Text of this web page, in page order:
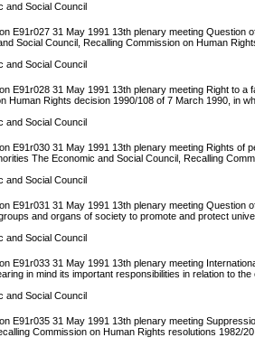
and Social Council
E91r027 31 May 1991 13th plenary meeting Question
Social Council, Recalling Commission on Human
and Social Council
E91r028 31 May 1991 13th plenary meeting Right to a
Human Rights decision 1990/108 of 7 March 1990, in
and Social Council
E91r030 31 May 1991 13th plenary meeting Rights of
The Economic and Social Council, Recalling
and Social Council
E91r031 31 May 1991 13th plenary meeting Question
and organs of society to promote and protect
and Social Council
E91r033 31 May 1991 13th plenary meeting
in mind its important responsibilities in relation to the
and Social Council
E91r035 31 May 1991 13th plenary meeting
Commission on Human Rights resolutions 1982/